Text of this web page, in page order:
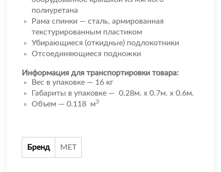
полиуретана
Рама спинки — сталь, армированная
текстурированным пластиком
Убирающиеся (откидные) подлокотники
Отсоединяющиеся подножки
Информация для транспортировки товара:
Вес в упаковке — 16 кг
Габариты в упаковке — 0.28м. x 0.7м. x 0.6м.
Объем — 0.118 м3
Бренд МЕТ